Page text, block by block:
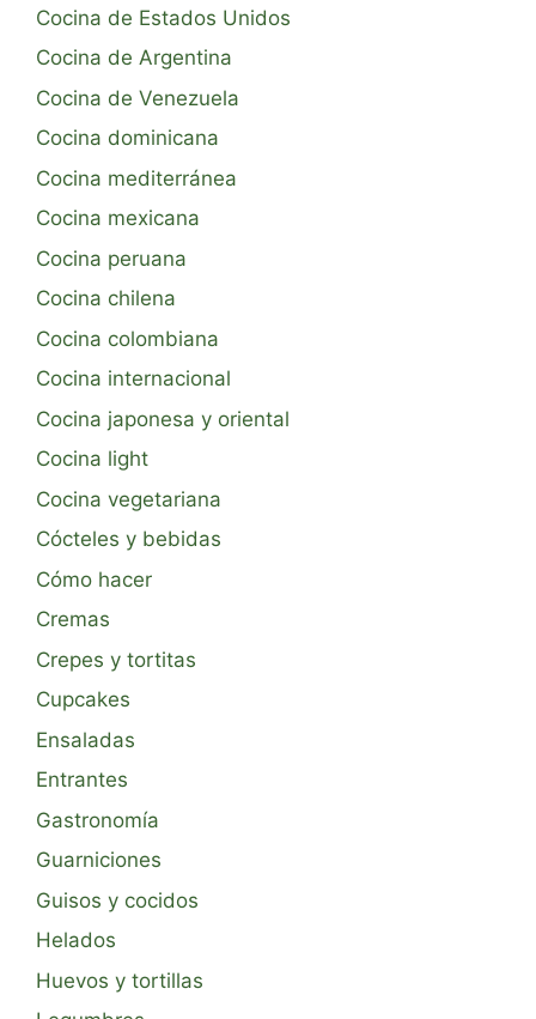
Cocina de Estados Unidos
Cocina de Argentina
Cocina de Venezuela
Cocina dominicana
Cocina mediterránea
Cocina mexicana
Cocina peruana
Cocina chilena
Cocina colombiana
Cocina internacional
Cocina japonesa y oriental
Cocina light
Cocina vegetariana
Cócteles y bebidas
Cómo hacer
Cremas
Crepes y tortitas
Cupcakes
Ensaladas
Entrantes
Gastronomía
Guarniciones
Guisos y cocidos
Helados
Huevos y tortillas